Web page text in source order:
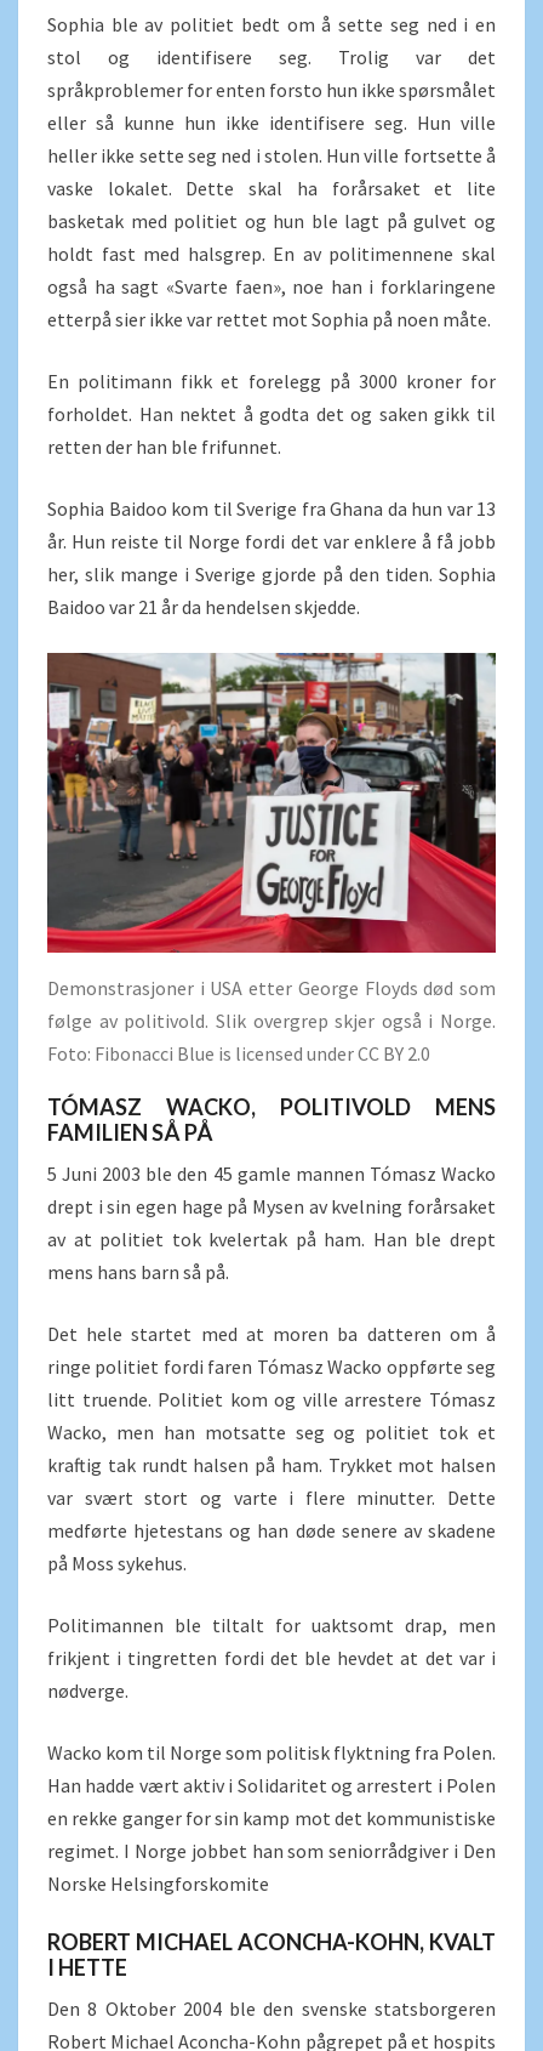
Sophia ble av politiet bedt om å sette seg ned i en
stol og identifisere seg. Trolig var det
språkproblemer for enten forsto hun ikke spørsmålet
eller så kunne hun ikke identifisere seg. Hun ville
heller ikke sette seg ned i stolen. Hun ville fortsette å
vaske lokalet. Dette skal ha forårsaket et lite
basketak med politiet og hun ble lagt på gulvet og
holdt fast med halsgrep. En av politimennene skal
også ha sagt «Svarte faen», noe han i forklaringene
etterpå sier ikke var rettet mot Sophia på noen måte.
En politimann fikk et forelegg på 3000 kroner for
forholdet. Han nektet å godta det og saken gikk til
retten der han ble frifunnet.
Sophia Baidoo kom til Sverige fra Ghana da hun var 13
år. Hun reiste til Norge fordi det var enklere å få jobb
her, slik mange i Sverige gjorde på den tiden. Sophia
Baidoo var 21 år da hendelsen skjedde.
Demonstrasjoner i USA etter George Floyds død som
følge av politivold. Slik overgrep skjer også i Norge.
Foto: Fibonacci Blue is licensed under CC BY 2.0
TÓMASZ WACKO, POLITIVOLD MENS
FAMILIEN SÅ PÅ
5 Juni 2003 ble den 45 gamle mannen Tómasz Wacko
drept i sin egen hage på Mysen av kvelning forårsaket
av at politiet tok kvelertak på ham. Han ble drept
mens hans barn så på.
Det hele startet med at moren ba datteren om å
ringe politiet fordi faren Tómasz Wacko oppførte seg
litt truende. Politiet kom og ville arrestere Tómasz
Wacko, men han motsatte seg og politiet tok et
kraftig tak rundt halsen på ham. Trykket mot halsen
var svært stort og varte i flere minutter. Dette
medførte hjetestans og han døde senere av skadene
på Moss sykehus.
Politimannen ble tiltalt for uaktsomt drap, men
frikjent i tingretten fordi det ble hevdet at det var i
nødverge.
Wacko kom til Norge som politisk flyktning fra Polen.
Han hadde vært aktiv i Solidaritet og arrestert i Polen
en rekke ganger for sin kamp mot det kommunistiske
regimet. I Norge jobbet han som seniorrådgiver i Den
Norske Helsingforskomite
ROBERT MICHAEL ACONCHA-KOHN, KVALT
I HETTE
Den 8 Oktober 2004 ble den svenske statsborgeren
Robert Michael Aconcha-Kohn pågrepet på et hospits